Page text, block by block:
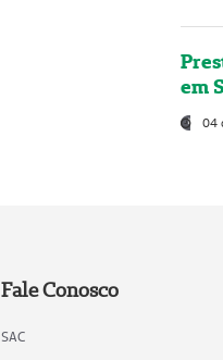
em
04
Fale Conosco
SAC